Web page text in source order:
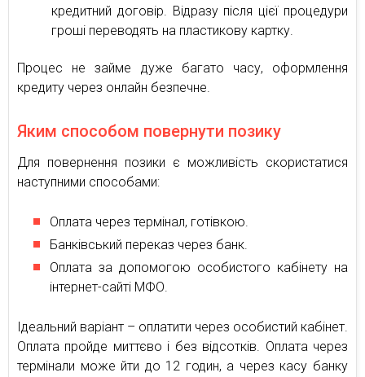
кредитний договір. Відразу після цієї процедури
гроші переводять на пластикову картку.
Процес не займе дуже багато часу, оформлення
кредиту через онлайн безпечне.
Яким способом повернути позику
Для повернення позики є можливість скористатися
наступними способами:
Оплата через термінал, готівкою.
Банківський переказ через банк.
Оплата за допомогою особистого кабінету на
інтернет-сайті МФО.
Ідеальний варіант – оплатити через особистий кабінет.
Оплата пройде миттєво і без відсотків. Оплата через
термінали може йти до 12 годин, а через касу банку